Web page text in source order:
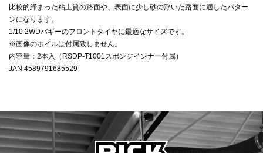
比較的締まった粘土質の路面や、表面に少し砂の浮いた路面に適したパター
ンになります。
1/10 2WDバギーのフロントタイヤに最適なサイズです。
※画像のホイルは付属致しません。
内容量：2本入（RSDP-T1001スポンジインナー付属）
JAN 4589791685529